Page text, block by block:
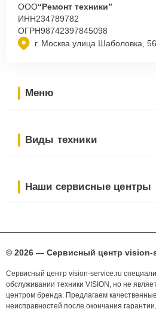
г. Москва улица Шаболовка, 56
ООО“Ремонт техники”
ИНН234789782
ОГРН98742397845098
Меню
Виды техники
Наши сервисные центры
© 2026 — Сервисный центр vision-
Сервисный центр vision-service.ru
обслуживании техники VISION, но не
центром бренда. Предлагаем
неисправностей после окончания